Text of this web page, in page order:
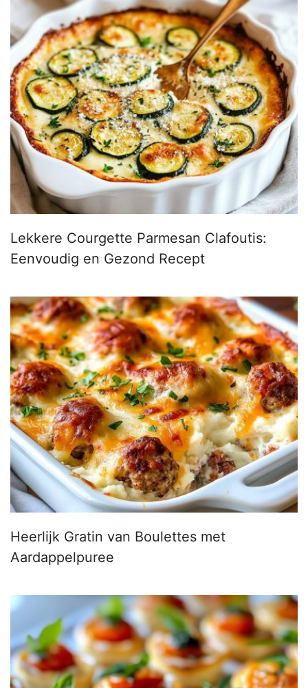
Lekkere Courgette Parmesan Clafoutis:
Eenvoudig en Gezond Recept
Heerlijk Gratin van Boulettes met
Aardappelpuree